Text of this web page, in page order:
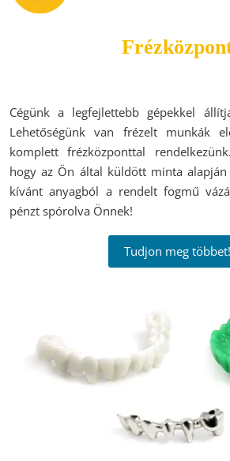
Cégünk a legfejlettebb gépekkel
Lehetőségünk van frézelt munkák
komplett frézközponttal
hogy az Ön által küldött minta
kívánt anyagból a rendelt fogmű
pénzt spórolva Önnek!
Tudjon meg többet!